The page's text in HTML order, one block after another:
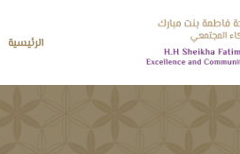
الرئيسية